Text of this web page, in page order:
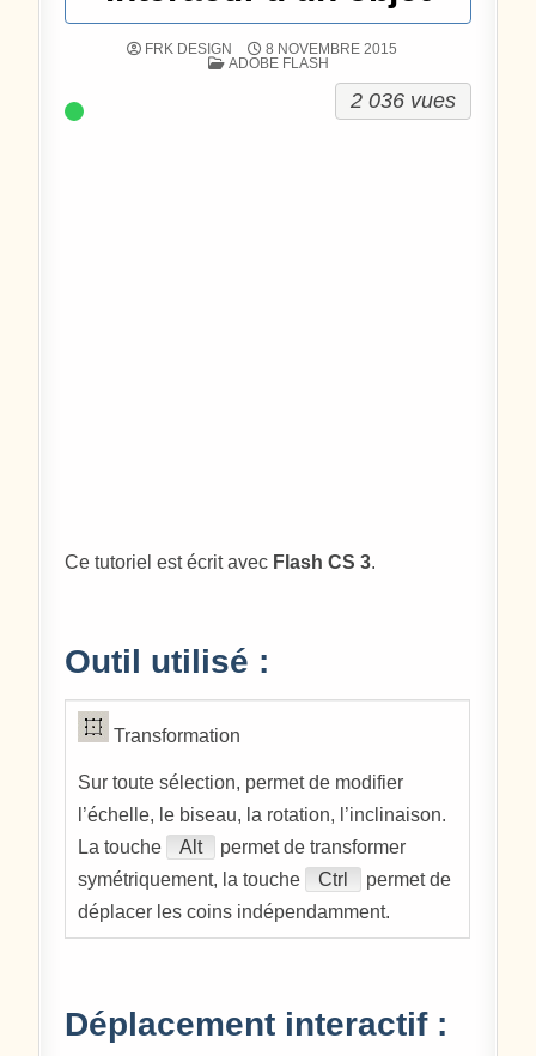
FRK DESIGN 8 NOVEMBRE 2015
POSTÉ DANS
ADOBE FLASH
2 036 vues
Ce tutoriel est écrit avec Flash CS 3.
Outil utilisé :
Transformation
Sur toute sélection, permet de modifier
l’échelle, le biseau, la rotation, l’inclinaison.
La touche
Alt
permet de transformer
symétriquement, la touche
Ctrl
permet de
déplacer les coins indépendamment.
Déplacement interactif :